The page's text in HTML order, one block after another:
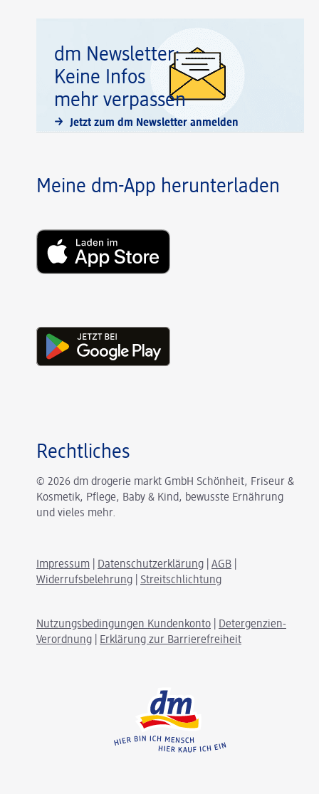
dm Newsletter:
Keine Infos
mehr verpassen
Jetzt zum dm Newsletter anmelden
Meine dm-App herunterladen
Rechtliches
© 2026 dm drogerie markt GmbH Schönheit, Friseur &
Kosmetik, Pflege, Baby & Kind, bewusste Ernährung
und vieles mehr.
Impressum Datenschutzerklärung AGB
Widerrufsbelehrung
Streitschlichtung
Nutzungsbedingungen Kundenkonto
Detergenzien-
Verordnung
Erklärung zur Barrierefreiheit